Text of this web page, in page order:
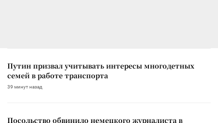
Путин призвал учитывать интересы многодетных
семей в работе транспорта
39 минут назад
Посольство обвинило немецкого журналиста в